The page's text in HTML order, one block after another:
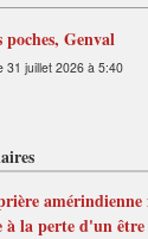
Genval
31 juillet 2026 à 5:40
à la perte d'un être